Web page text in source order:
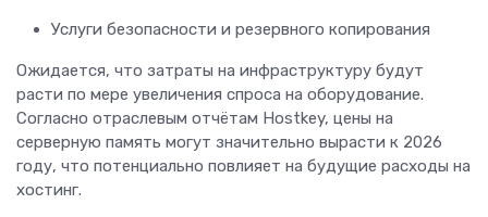
Услуги безопасности и резервного копирования
Ожидается, что затраты на инфраструктуру будут
расти по мере увеличения спроса на оборудование.
Согласно отраслевым отчётам Hostkey, цены на
серверную память могут значительно вырасти к 2026
году, что потенциально повлияет на будущие расходы на
хостинг.